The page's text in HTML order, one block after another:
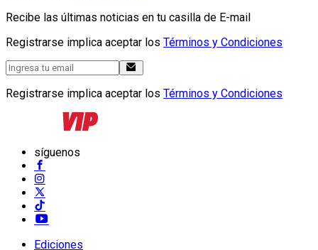
Recibe las últimas noticias en tu casilla de E-mail
Registrarse implica aceptar los Términos y Condiciones
Registrarse implica aceptar los Términos y Condiciones
síguenos
Ediciones